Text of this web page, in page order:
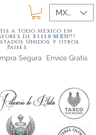
Envios Gratis
Segura
a todo Mexico en
de $ 1119 MXN!!!
Unidos y otros
Paises
MXN ($)